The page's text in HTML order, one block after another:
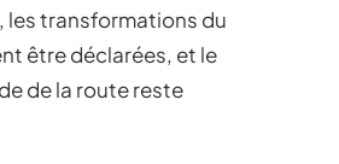
les transformations du
être déclarées, et le
de la route reste